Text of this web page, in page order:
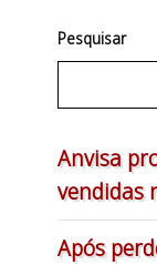
Pesquisar
Anvisa
vendidas
Após